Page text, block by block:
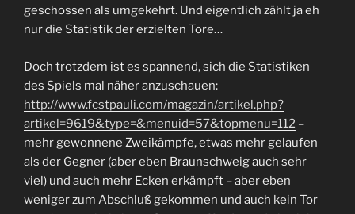
geschossen als umgekehrt. Und eigentlich zählt ja eh
nur die Statistik der erzielten Tore…
Doch trotzdem ist es spannend, sich die Statistiken
des Spiels mal näher anzuschauen:
http://www.fcstpauli.com/magazin/artikel.php?
artikel=9619&type=&menuid=57&topmenu=112 –
mehr gewonnene Zweikämpfe, etwas mehr gelaufen
als der Gegner (aber eben Braunschweig auch sehr
viel) und auch mehr Ecken erkämpft – aber eben
weniger zum Abschluß gekommen und auch kein Tor